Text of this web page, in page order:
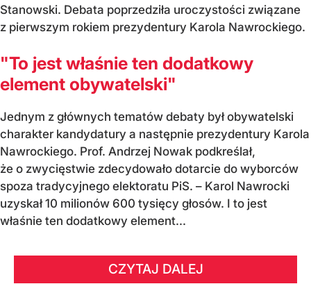
Stanowski. Debata poprzedziła uroczystości związane
z pierwszym rokiem prezydentury Karola Nawrockiego.
"To jest właśnie ten dodatkowy
element obywatelski"
Jednym z głównych tematów debaty był obywatelski
charakter kandydatury a następnie prezydentury Karola
Nawrockiego. Prof. Andrzej Nowak podkreślał,
że o zwycięstwie zdecydowało dotarcie do wyborców
spoza tradycyjnego elektoratu PiS. – Karol Nawrocki
uzyskał 10 milionów 600 tysięcy głosów. I to jest
właśnie ten dodatkowy element...
CZYTAJ DALEJ